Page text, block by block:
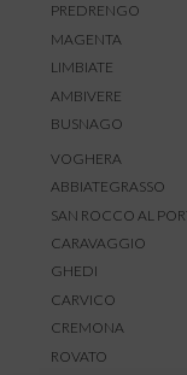
PREDRENGO
MAGENTA
LIMBIATE
AMBIVERE
BUSNAGO
VOGHERA
ABBIATEGRASSO
SAN ROCCO AL
CARAVAGGIO
GHEDI
CARVICO
CREMONA
ROVATO